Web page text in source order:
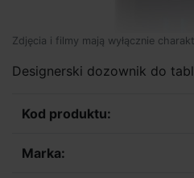
Zdjęcia i filmy mają wyłącznie
Designerski dozownik do
Kod produktu:
Marka: